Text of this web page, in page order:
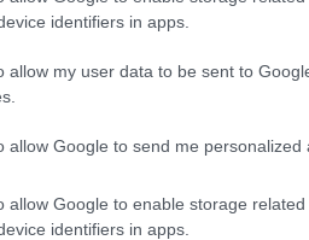
identifiers in apps.
allow my user data to be sent to
allow Google to send me personalized
allow Google to enable storage
identifiers in apps.
a The Guardian.
sikeres fegyvere